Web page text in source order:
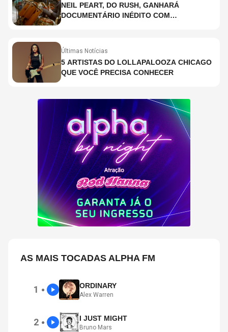
NEIL PEART, DO RUSH, GANHARÁ
DOCUMENTÁRIO INÉDITO COM
Últimas Notícias
5 ARTISTAS DO LOLLAPALOOZA CHICAGO
QUE VOCÊ PRECISA CONHECER
AS MAIS TOCADAS ALPHA FM
1 ● ORDINARY
Alex Warren
2 ● I JUST MIGHT
Bruno Mars